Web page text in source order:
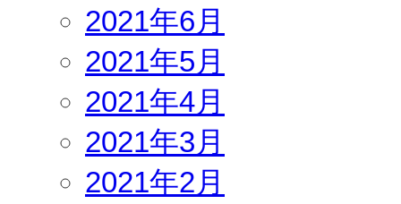
2021年6月
2021年5月
2021年4月
2021年3月
2021年2月